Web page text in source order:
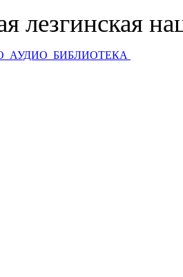
лезгинская
АУДИО БИБЛИОТЕКА